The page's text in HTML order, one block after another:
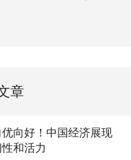
章
优向好！中国经济展现
和活力